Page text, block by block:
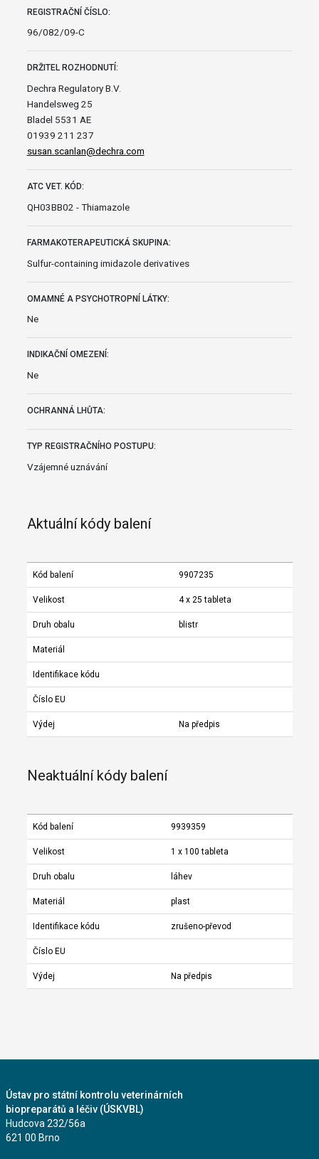
REGISTRAČNÍ ČÍSLO:
96/082/09-C
DRŽITEL ROZHODNUTÍ:
Dechra Regulatory B.V.
Handelsweg 25
Bladel 5531 AE
01939 211 237
susan.scanlan@dechra.com
ATC VET. KÓD:
QH03BB02 - Thiamazole
FARMAKOTERAPEUTICKÁ SKUPINA:
Sulfur-containing imidazole derivatives
OMAMNÉ A PSYCHOTROPNÍ LÁTKY:
Ne
INDIKAČNÍ OMEZENÍ:
Ne
OCHRANNÁ LHŮTA:
TYP REGISTRAČNÍHO POSTUPU:
Vzájemné uznávání
Aktuální kódy balení
Kód balení 9907235
Velikost 4 x 25 tableta
Druh obalu blistr
Materiál
Identifikace kódu
Číslo EU
Výdej Na předpis
Neaktuální kódy balení
Kód balení 9939359
Velikost 1 x 100 tableta
Druh obalu láhev
Materiál plast
Identifikace kódu zrušeno-převod
Číslo EU
Výdej Na předpis
Ústav pro státní kontrolu veterinárních
biopreparátů a léčiv (ÚSKVBL)
Hudcova 232/56a
621 00 Brno